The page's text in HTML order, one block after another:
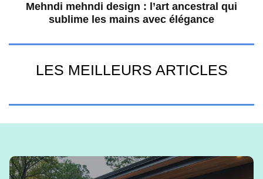
Mehndi mehndi design : l’art ancestral qui
sublime les mains avec élégance
LES MEILLEURS ARTICLES